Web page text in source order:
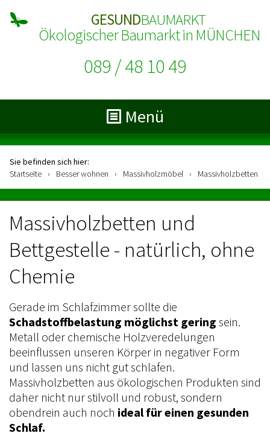
GESUNDBAUMARKT
Ökologischer Baumarkt in MÜNCHEN
089 / 48 10 49
Menü
Sie befinden sich hier:
Startseite
› Besser wohnen › Massivholzmöbel › Massivholzbetten
Massivholzbetten und
Bettgestelle - natürlich, ohne
Chemie
Gerade im Schlafzimmer sollte die
Schadstoffbelastung möglichst gering sein.
Metall oder chemische Holzveredelungen
beeinflussen unseren Körper in negativer Form
und lassen uns nicht gut schlafen.
Massivholzbetten aus ökologischen Produkten sind
daher nicht nur stilvoll und robust, sondern
obendrein auch noch ideal für einen gesunden
Schlaf.